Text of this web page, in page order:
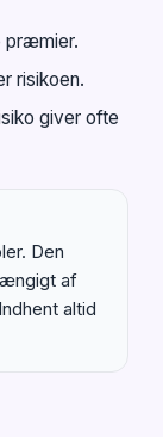
præmier.
risikoen.
giver ofte
Den
af
altid